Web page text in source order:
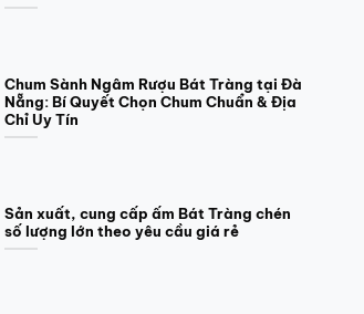
Chum Sành Ngâm Rượu Bát Tràng tại Đà
Nẵng: Bí Quyết Chọn Chum Chuẩn & Địa
Chỉ Uy Tín
Sản xuất, cung cấp ấm Bát Tràng chén
số lượng lớn theo yêu cầu giá rẻ